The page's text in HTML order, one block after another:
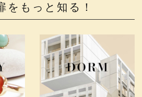
をもっと知る！